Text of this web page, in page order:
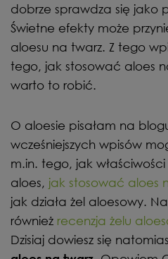
dobrze sprawdza się jako
Świetne efekty może
aloesu na twarz. Z tego
tego, jak stosować aloes
warto to robić.
O aloesie pisałam na
wcześniejszych wpisów
m.in. tego, jak
aloes, jak stosować aloes
jak działa żel aloesowy.
również recenzja żelu
Dzisiaj dowiesz się